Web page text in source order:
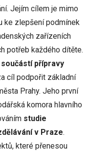
Jejím cílem je mimo
ke zlepšení podmínek
zařízeních
potřeb každého dítěte.
součástí přípravy
cíl podpořit základní
Prahy. Jeho první
komora hlavního
studie
v Praze.
které přenesou